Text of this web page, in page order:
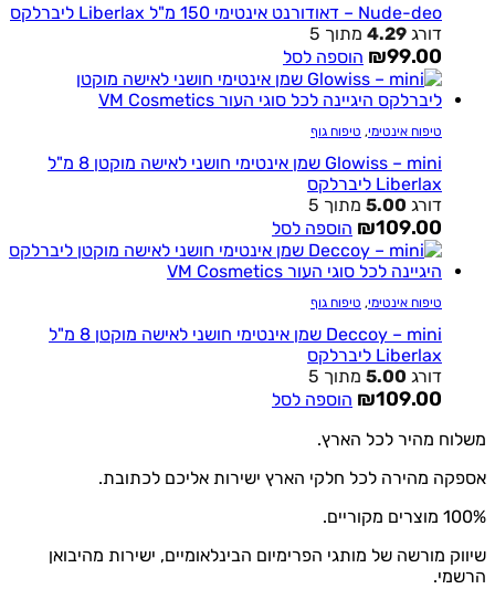
Nude-deo – דאודורנט אינטימי 150 מ"ל Liberlax ליברלקס
4.29מתוך 5
₪99.00 הוספה לסל
טיפוח אינטימי,טיפוח גוף
Glowiss – mini שמן אינטימי חושני לאישה מוקטן 8 מ"ל
Liberlax ליברלקס
5.00מתוך 5
₪109.00 הוספה לסל
טיפוח אינטימי,טיפוח גוף
Deccoy – mini שמן אינטימי חושני לאישה מוקטן 8 מ"ל
Liberlax ליברלקס
5.00מתוך 5
₪109.00
הוספה לסל
מהיר לכל הארץ.
מהירה לכל חלקי הארץ ישירות אליכם לכתובת.
מורשה של מותגי הפרימיום הבינלאומיים, ישירות מהיבואן